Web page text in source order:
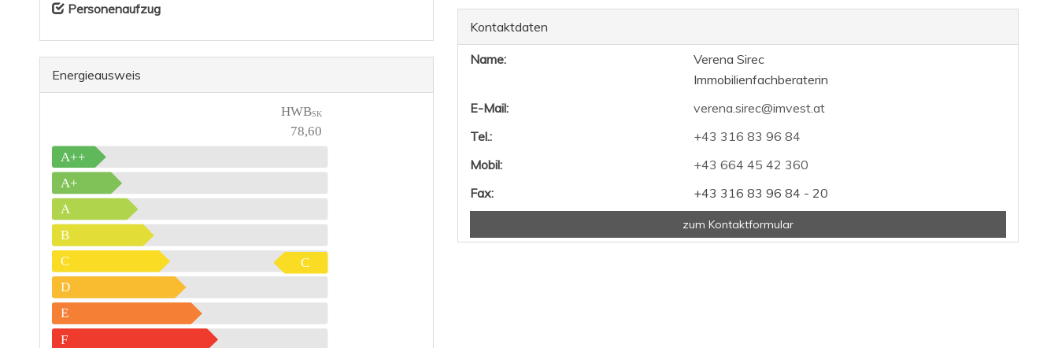
Kontaktdaten
Name:
Verena Sirec
Immobilienfachberaterin
E-Mail:
verena.sirec@imvest.at
Tel.:
+43 316 83 96 84
Mobil:
+43 664 45 42 360
Fax:
+43 316 83 96 84 - 20
zum Kontaktformular
Personenaufzug
Energieausweis
HWBSK
78,60
A++
A+
A
B
C
D
E
F
C